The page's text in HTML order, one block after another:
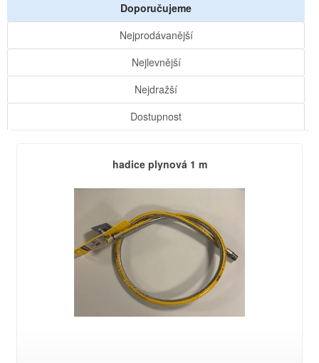
Doporučujeme
Nejprodávanější
Nejlevnější
Nejdražší
Dostupnost
hadice plynová 1 m